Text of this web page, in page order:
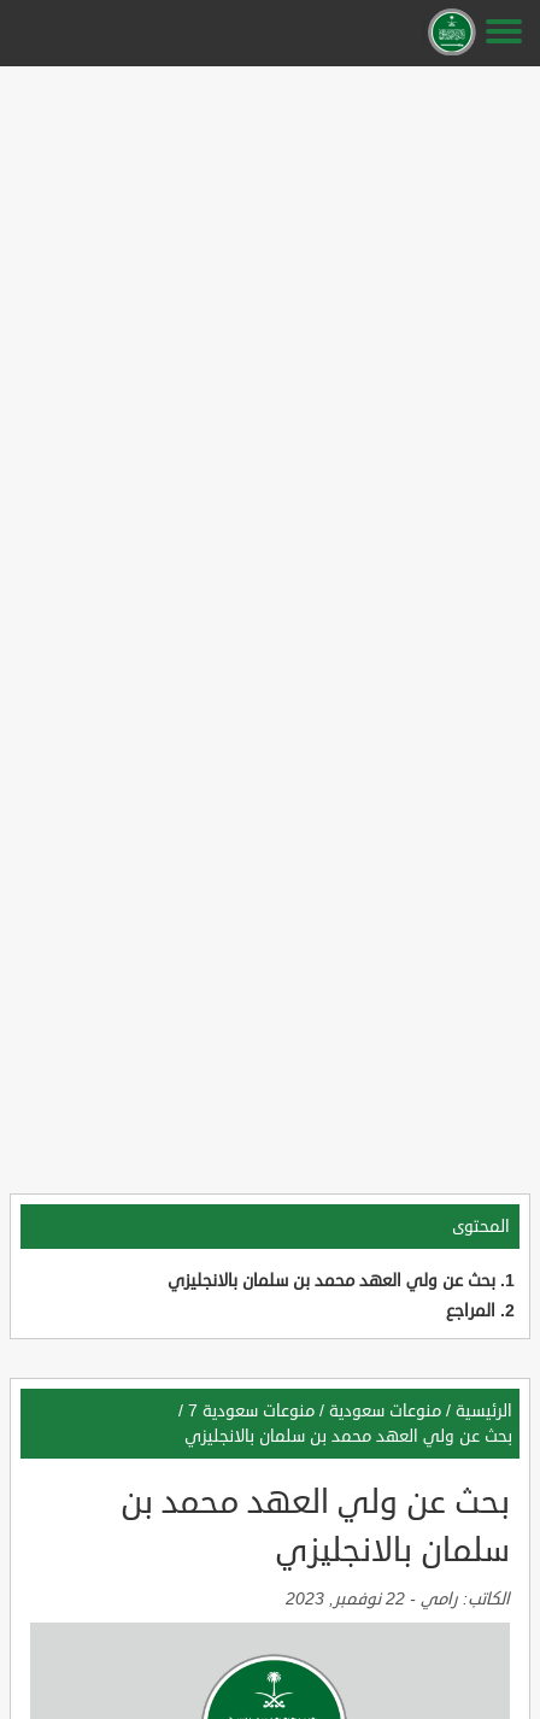
المحتوى
بحث عن ولي العهد محمد بن سلمان بالانجليزي
المراجع
الرئيسية / منوعات سعودية / منوعات سعودية 7
/
بحث عن ولي العهد محمد بن سلمان بالانجليزي
بحث عن ولي العهد محمد بن
سلمان بالانجليزي
الكاتب: رامي - 22 نوفمبر, 2023